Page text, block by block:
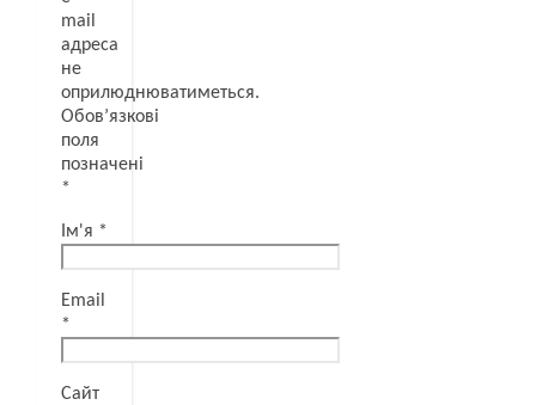
mail
адреса
не
оприлюднюватиметься.
Обов’язкові
поля
позначені
*
Ім'я *
Email
*
Сайт